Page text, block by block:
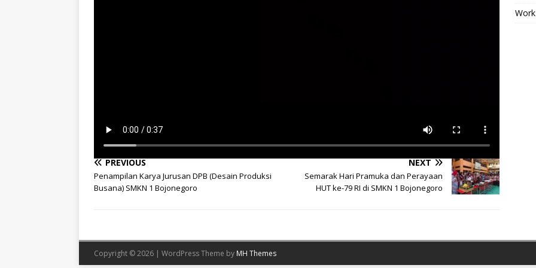
PREVIOUS
Penampilan Karya Jurusan DPB (Desain Produksi
Busana) SMKN 1 Bojonegoro
NEXT
Semarak Hari Pramuka dan Perayaan
HUT ke-79 RI di SMKN 1 Bojonegoro
Copyright © 2026 | WordPress Theme by MH Themes